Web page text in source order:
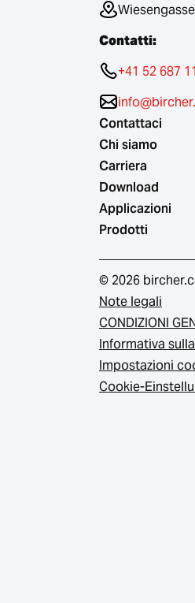
Contatti:
+41 52 687
Contattaci
Chi siamo
Carriera
Download
Applicazioni
Prodotti
© 2026
Note legali
CONDIZIONI
Informativa
Impostazioni
Cookie-